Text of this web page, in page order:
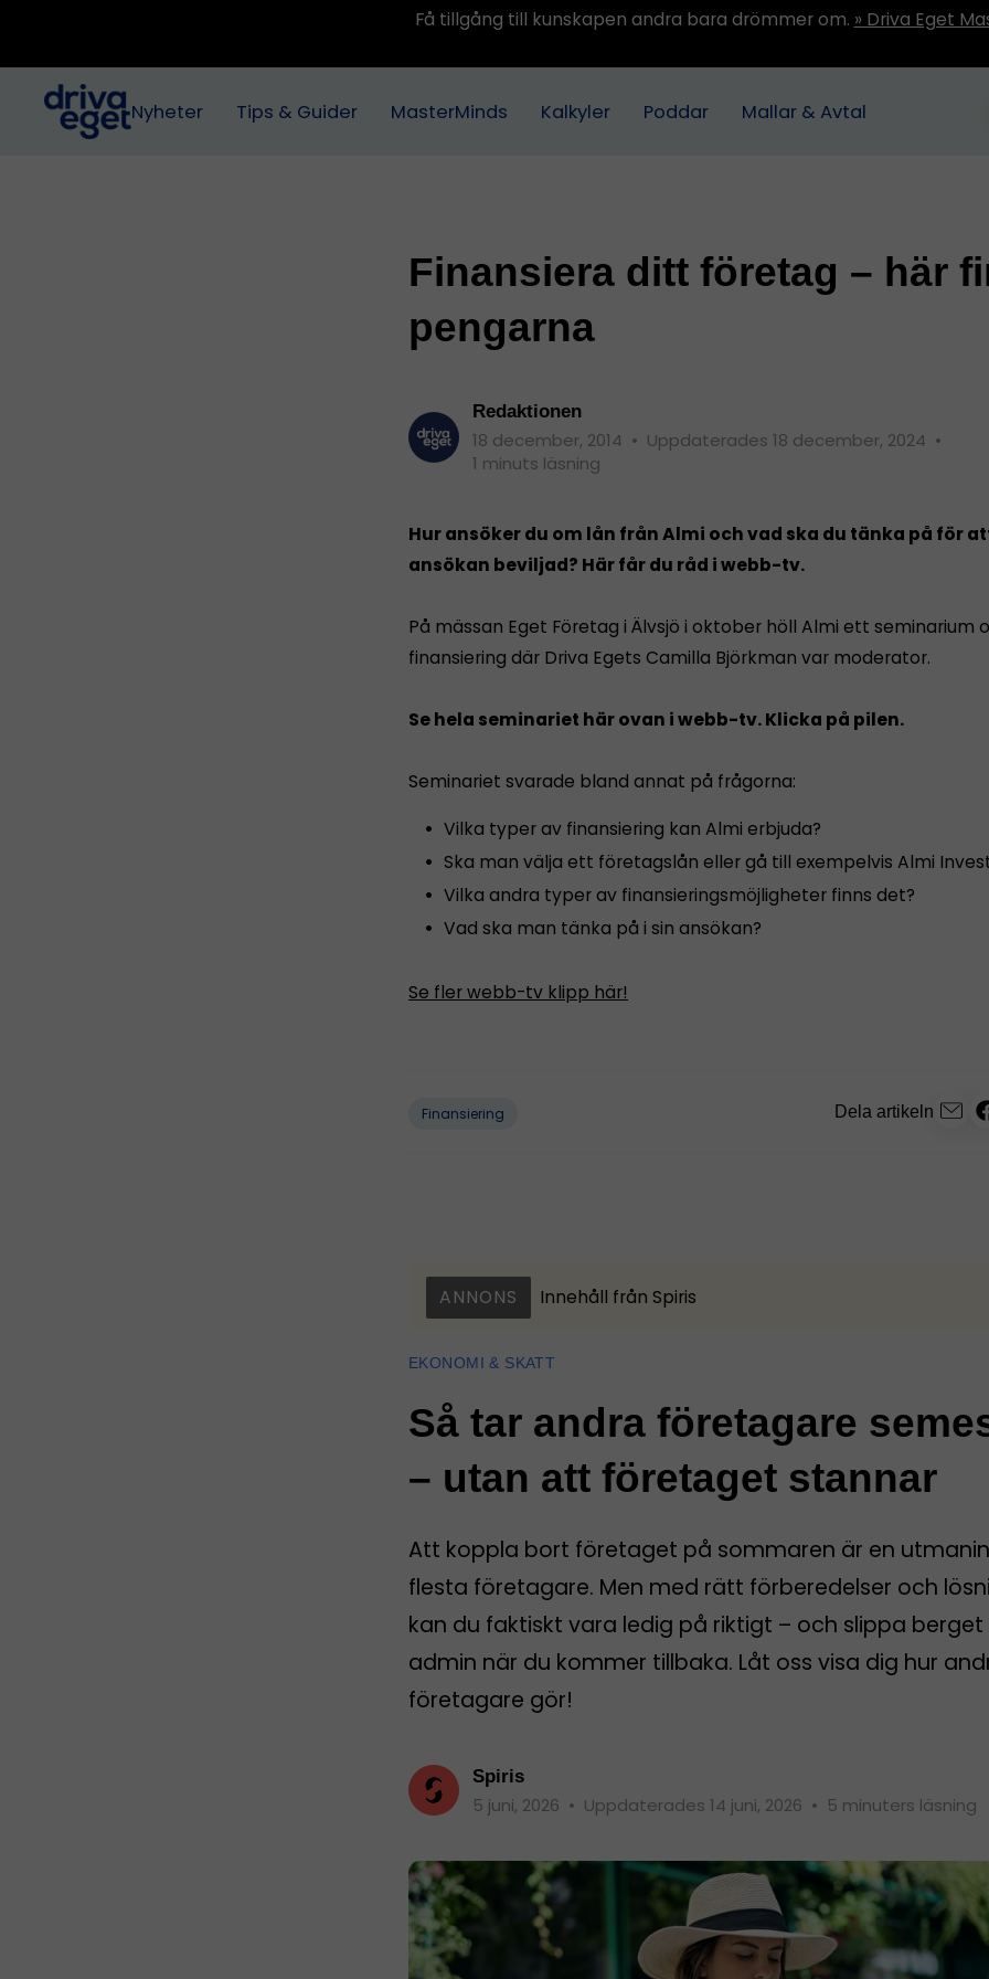
Få tillgång till kunskapen andra bara drömmer om. » Driva Eget
Nyheter Tips & Guider MasterMinds Kalkyler Poddar Mallar & Avtal
Finansiera ditt företag – här
pengarna
Redaktionen
18 december, 2014 • Uppdaterades 18 december, 2024 •
1 minuts läsning
Hur ansöker du om lån från Almi och vad ska du tänka på för
ansökan beviljad? Här får du råd i webb-tv.
På mässan Eget Företag i Älvsjö i oktober höll Almi ett seminarium
finansiering där Driva Egets Camilla Björkman var moderator.
Se hela seminariet här ovan i webb-tv. Klicka på pilen.
Seminariet svarade bland annat på frågorna:
Vilka typer av finansiering kan Almi erbjuda?
Ska man välja ett företagslån eller gå till exempelvis Almi
Vilka andra typer av finansieringsmöjligheter finns det?
Vad ska man tänka på i sin ansökan?
Se fler webb-tv klipp här!
Finansiering Dela artikeln
ANNONS Innehåll från Spiris
EKONOMI & SKATT
Så tar andra företagare
– utan att företaget stannar
Att koppla bort företaget på sommaren är en
flesta företagare. Men med rätt förberedelser och
kan du faktiskt vara ledig på riktigt – och slippa berget
admin när du kommer tillbaka. Låt oss visa dig hur
företagare gör!
Spiris
5 juni, 2026 • Uppdaterades 14 juni, 2026 • 5 minuters läsning